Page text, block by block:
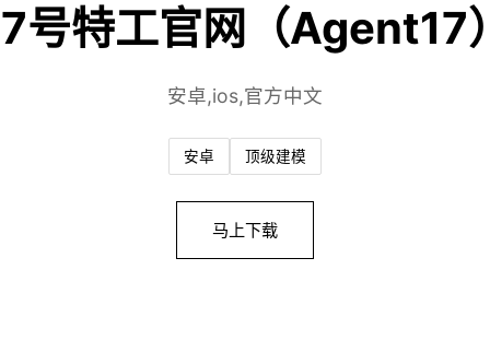
号特工官网（Agent17
安卓,ios,官方中文
安卓 顶级建模
马上下载